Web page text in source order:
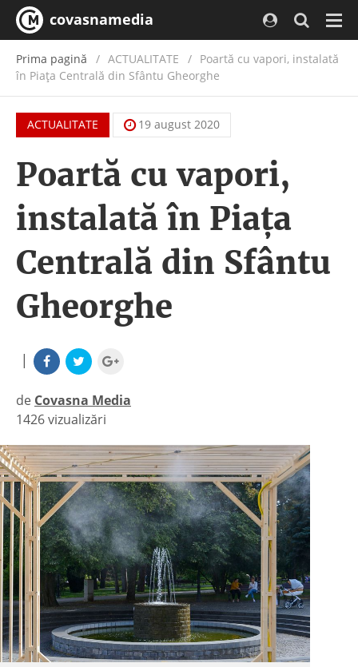
covasnamedia
Prima pagină ACTUALITATE / Poartă cu vapori, instalată
în Piața Centrală din Sfântu Gheorghe
ACTUALITATE 19 august 2020
Poartă cu vapori,
instalată în Piața
Centrală din Sfântu
Gheorghe
|
de Covasna Media
|
1426 vizualizări